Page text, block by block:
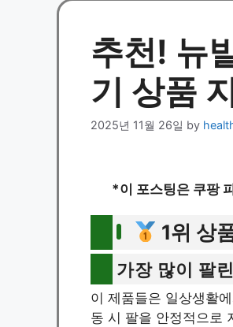
추천! 뉴
기 상품
2025년 11월 26일 by
*이 포스팅은 쿠팡
1위 상
가장 많이 팔
이 제품들은 일상생활
동 시 팔을 안정적으로